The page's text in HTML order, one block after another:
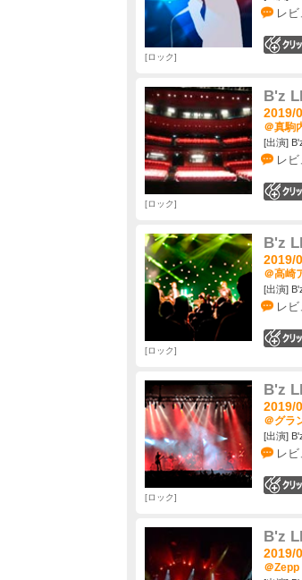
レ
ロック
B'z
2019/
＠真駒
[出演]
レ
ロック
B'z
2019/
＠高崎
[出演]
レ
ロック
B'z
2019/
＠グラ
[出演]
レ
ロック
B'z
2019/
＠